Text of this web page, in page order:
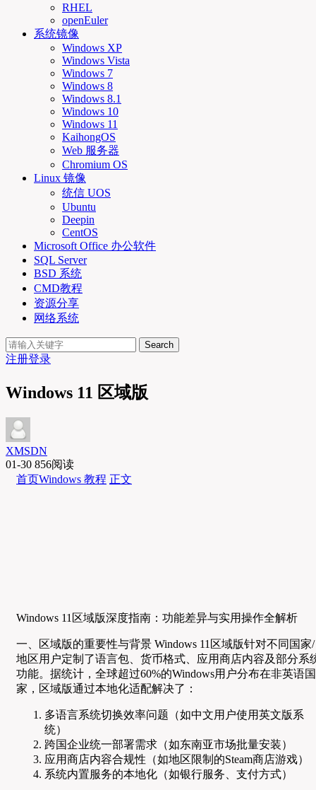
RHEL
openEuler
系统镜像
Windows XP
Windows Vista
Windows 7
Windows 8
Windows 8.1
Windows 10
Windows 11
KaihongOS
Web 服务器
Chromium OS
Linux 镜像
统信 UOS
Ubuntu
Deepin
CentOS
Microsoft Office 办公软件
SQL Server
BSD 系统
CMD教程
资源分享
网络系统
Search
注册登录
Windows 11 区域版
XMSDN
01-30 856阅读
首页Windows 教程 正文
Windows 11区域版深度指南：功能差异与实用操作全解析
一、区域版的重要性与背景 Windows 11区域版针对不同国家/
地区用户定制了语言包、货币格式、应用商店内容及部分系
功能。据统计，全球超过60%的Windows用户分布在非英语国
家，区域版通过本地化适配解决了：
多语言系统切换效率问题（如中文用户使用英文版系
统）
跨国企业统一部署需求（如东南亚市场批量安装）
应用商店内容合规性（如地区限制的Steam商店游戏）
系统内置服务的本地化（如银行服务、支付方式）